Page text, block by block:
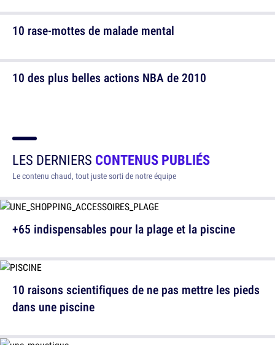
10 rase-mottes de malade mental
10 des plus belles actions NBA de 2010
LES DERNIERS CONTENUS PUBLIÉS
Le contenu chaud, tout juste sorti de notre équipe
+65 indispensables pour la plage et la piscine
10 raisons scientifiques de ne pas mettre les pieds
dans une piscine